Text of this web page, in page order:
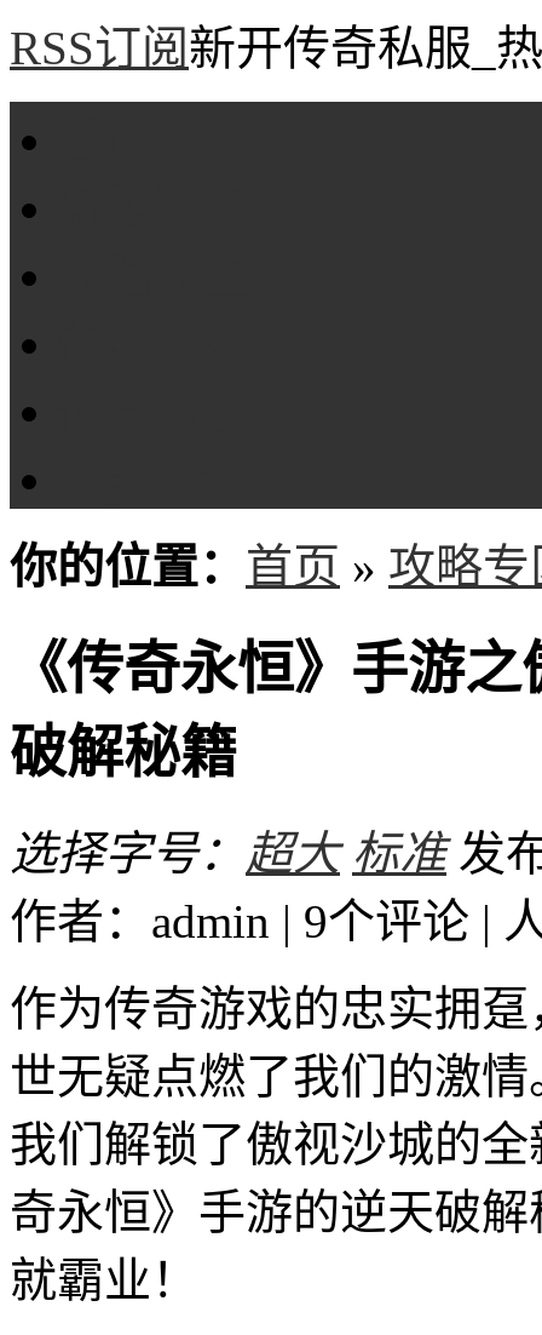
RSS订阅新开传奇私服_
你的位置： 首页 » 攻略专
《传奇永恒》手游
破解秘籍
选择字号： 超大 标准 发
作者：admin | 9个评论 |
作为传奇游戏的忠实拥
世无疑点燃了我们的激
我们解锁了傲视沙城的
奇永恒》手游的逆天破
就霸业！